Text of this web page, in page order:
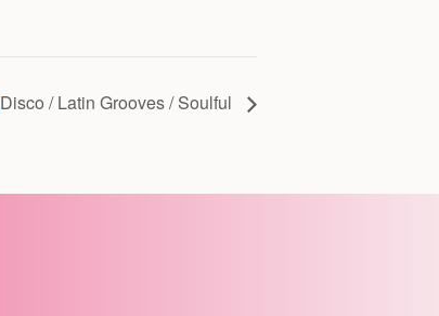
Disco / Latin Grooves / Soulful